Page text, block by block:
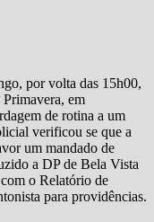
por volta das 15h00,
em
de rotina a um
verificou se que a
um mandado de
a DP de Bela Vista
o Relatório de
para providências.